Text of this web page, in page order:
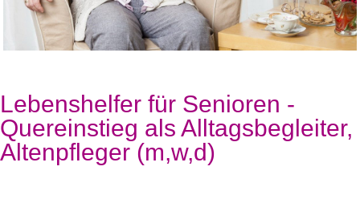
Lebenshelfer für Senioren -
Quereinstieg als Alltagsbegleiter,
Altenpfleger (m,w,d)